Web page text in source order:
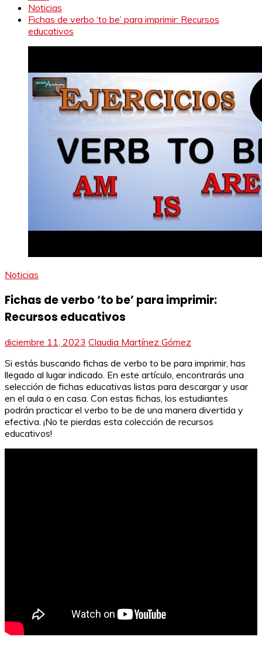
Noticias
Fichas de verbo ‘to be’ para imprimir: Recursos
educativos
Noticias
Fichas de verbo ‘to be’ para imprimir:
Recursos educativos
diciembre 11, 2023 Claudia Martínez Gómez
Si estás buscando fichas de verbo to be para imprimir, has
llegado al lugar indicado. En este artículo, encontrarás una
selección de fichas educativas listas para descargar y usar
en el aula o en casa. Con estas fichas, los estudiantes
podrán practicar el verbo to be de una manera divertida y
efectiva. ¡No te pierdas esta colección de recursos
educativos!